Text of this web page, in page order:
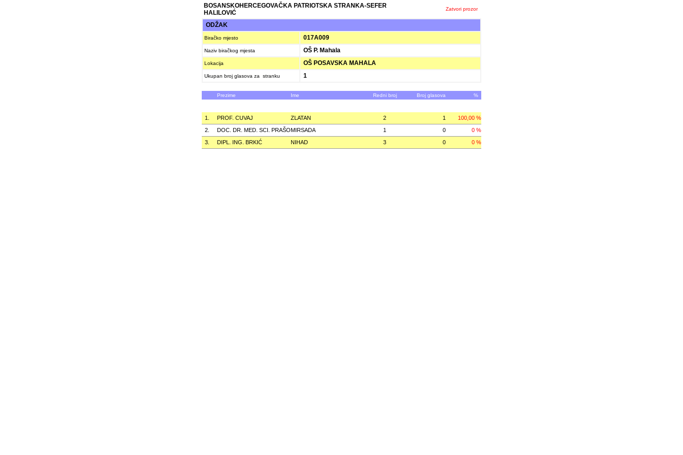
BOSANSKOHERCEGOVAČKA PATRIOTSKA STRANKA-SEFER
HALILOVIĆ
Zatvori prozor
ODŽAK
Biračko mjesto 017A009
Naziv biračkog mjesta OŠ P. Mahala
Lokacija OŠ POSAVSKA MAHALA
Ukupan broj glasova za stranku 1
Prezime Ime Redni broj Broj glasova %
1. PROF. CUVAJ ZLATAN 2 1
100,00 %
2.
DOC. DR. MED. SCI. PRAŠOMIRSADA 1 0
0 %
3.
DIPL. ING. BRKIĆ NIHAD 3 0 0 %